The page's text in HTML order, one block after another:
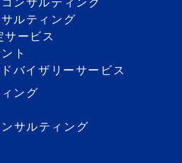
ンサルティング
ルティング
サービス
ト
バイザリーサービス
ング
サルティング